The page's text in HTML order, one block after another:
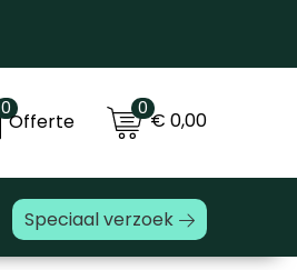
0
Offerte
0€ 0,00
Speciaal verzoek